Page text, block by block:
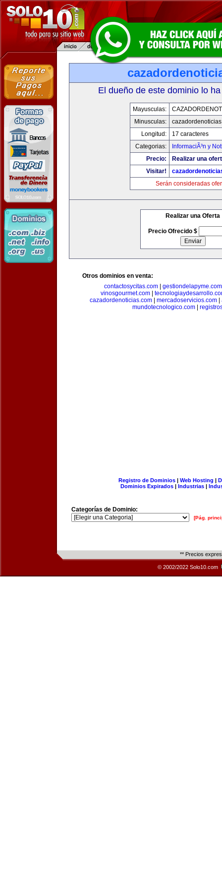
El dueño de este dominio lo
Mayusculas:
Minusculas:
Longitud:
17 caracteres
Categorias:
InformaciÃ³n y
Precio:
Realizar una
Visitar!
Serán consideradas
Realizar una Oferta
Precio Ofrecido $
Otros dominios en venta:
contactosycitas.com| gestiondelapyme.com
vinosgourmet.com
cazadordenoticias.com
mercadoservicios.com
mundotecnologico.com|
Registro de Dominios| Web Hosting |
Dominios Expirados | Industrias |
Categorías de Dominio:
[Pág.
** Precios
© 2002/2022 Solo10.com